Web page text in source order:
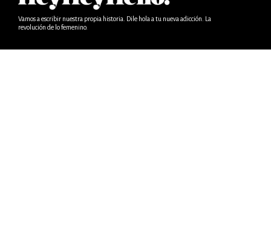
Vamos a escribir nuestra propia historia. Dile hola a tu nueva adicción. La
revolución de lo femenino.